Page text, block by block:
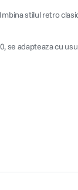
stilul retro
se adapteaza cu